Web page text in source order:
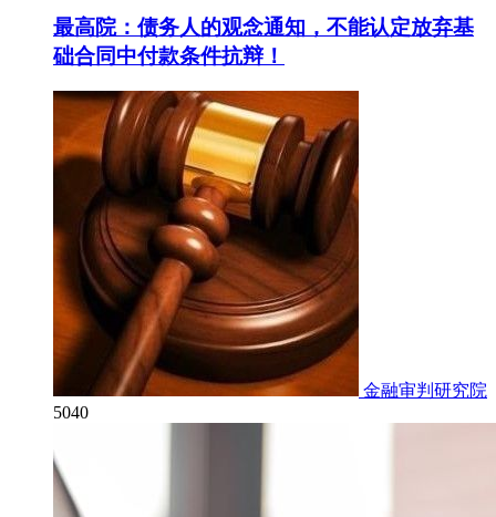
最高院：债务人的观念通知，不能认定放弃基
础合同中付款条件抗辩！
金融审判研究院
5040